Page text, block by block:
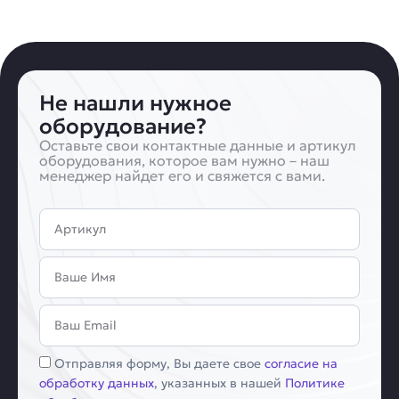
Не нашли нужное
оборудование?
Оставьте свои контактные данные и артикул
оборудования, которое вам нужно – наш
менеджер найдет его и свяжется с вами.
Артикул
Имя
Email
Соглашение
Отправляя форму, Вы даете свое согласие на
обработку данных, указанных в нашей Политике